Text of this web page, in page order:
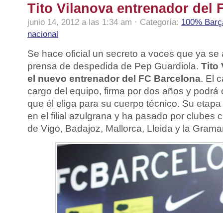
Tito Vilanova entrenador del
junio 14, 2012 a las 1:34 am · Categoría: 100%
nacional
Se hace oficial un secreto a voces que ya
prensa de despedida de Pep Guardiola. Tito
el nuevo entrenador del FC Barcelona. El
cargo del equipo, firma por dos años y podrá
que él eliga para su cuerpo técnico. Su
en el filial azulgrana y ha pasado por clubes
de Vigo, Badajoz, Mallorca, Lleida y la